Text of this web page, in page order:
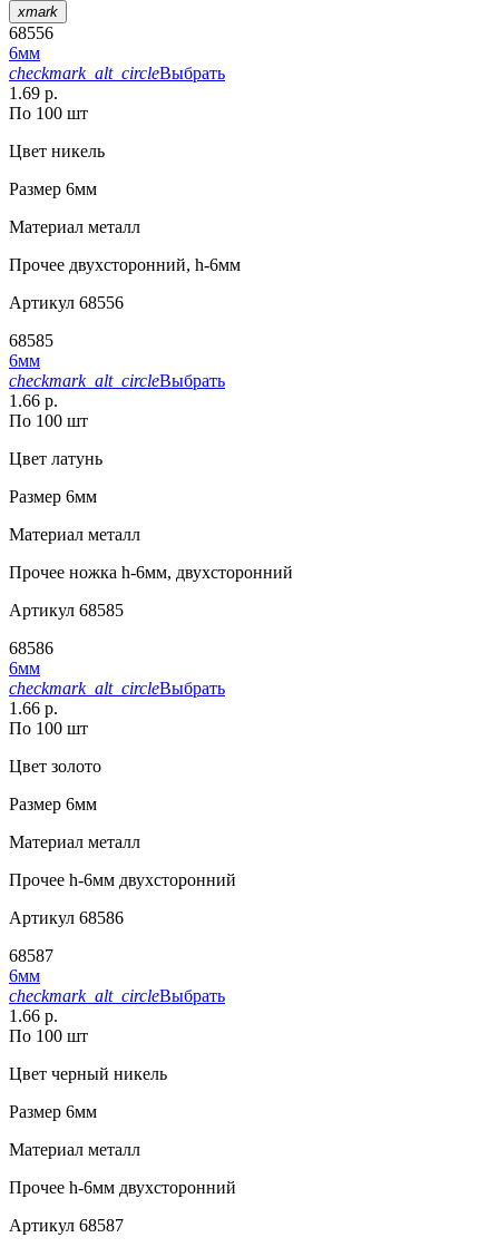
xmark
68556
6мм
checkmark_alt_circleВыбрать
1.69 р.
По 100 шт
Цвет никель
Размер 6мм
Материал металл
Прочее двухсторонний, h-6мм
Артикул 68556
68585
6мм
checkmark_alt_circleВыбрать
1.66 р.
По 100 шт
Цвет латунь
Размер 6мм
Материал металл
Прочее ножка h-6мм, двухсторонний
Артикул 68585
68586
6мм
checkmark_alt_circleВыбрать
1.66 р.
По 100 шт
Цвет золото
Размер 6мм
Материал металл
Прочее h-6мм двухсторонний
Артикул 68586
68587
6мм
checkmark_alt_circleВыбрать
1.66 р.
По 100 шт
Цвет черный никель
Размер 6мм
Материал металл
Прочее h-6мм двухсторонний
Артикул 68587